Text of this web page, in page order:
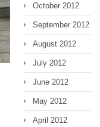
October 2012
September 2012
August 2012
July 2012
June 2012
May 2012
April 2012